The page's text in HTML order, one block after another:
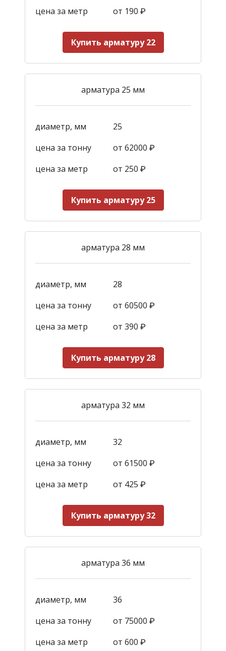
цена за метр
от 190 ₽
Купить арматуру 22
арматура 25 мм
диаметр, мм
25
цена за тонну
от 62000 ₽
цена за метр
от 250 ₽
Купить арматуру 25
арматура 28 мм
диаметр, мм
28
цена за тонну
от 60500 ₽
цена за метр
от 390 ₽
Купить арматуру 28
арматура 32 мм
диаметр, мм
32
цена за тонну
от 61500 ₽
цена за метр
от 425 ₽
Купить арматуру 32
арматура 36 мм
диаметр, мм
36
цена за тонну
от 75000 ₽
цена за метр
от 600 ₽